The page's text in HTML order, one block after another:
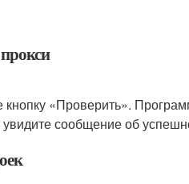
«Проверить».
сообщение об